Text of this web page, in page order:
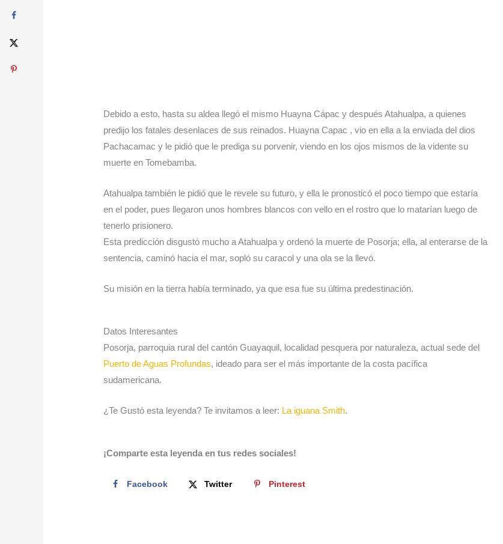
Debido a esto, hasta su aldea llegó el mismo Huayna Cápac y después Atahualpa, a quienes
predijo los fatales desenlaces de sus reinados. Huayna Capac , vio en ella a la enviada del dios
Pachacamac y le pidió que le prediga su porvenir, viendo en los ojos mismos de la vidente su
muerte en Tomebamba.
Atahualpa también le pidió que le revele su futuro, y ella le pronosticó el poco tiempo que estaría
en el poder, pues llegaron unos hombres blancos con vello en el rostro que lo matarían luego de
tenerlo prisionero.
Esta predicción disgustó mucho a Atahualpa y ordenó la muerte de Posorja; ella, al enterarse de la
sentencia, caminó hacia el mar, sopló su caracol y una ola se la llevó.
Su misión en la tierra había terminado, ya que esa fue su última predestinación.
Datos Interesantes
Posorja, parroquia rural del cantón Guayaquil, localidad pesquera por naturaleza, actual sede del
Puerto de Aguas Profundas, ideado para ser el más importante de la costa pacífica
sudamericana.
¿Te Gustó esta leyenda? Te invitamos a leer: La iguana Smith.
¡Comparte esta leyenda en tus redes sociales!
Facebook Twitter Pinterest